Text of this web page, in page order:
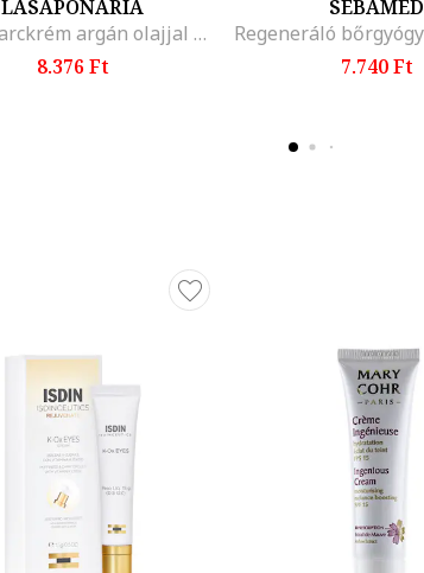
LASAPONARIA
tápláló arckrém argán olajjal és shea vajjal - 50 ml
8.376 Ft
SEBAMED
7.740 Ft